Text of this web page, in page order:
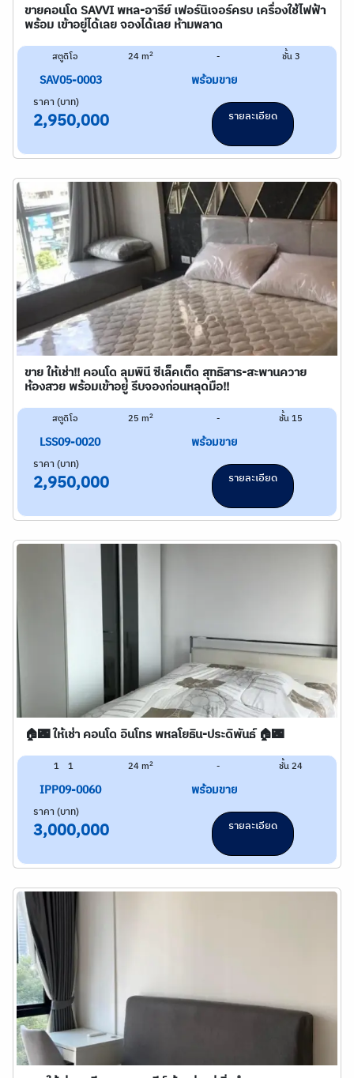
ขายคอนโด SAVVI พหล-อารีย์ เฟอร์นิเจอร์ครบ เครื่องใช้ไฟฟ้า
พร้อม เข้าอยู่ได้เลย จองได้เลย ห้ามพลาด
สตูดิโอ 24 m2 - ชั้น 3
SAV05-0003 พร้อมขาย
ราคา (บาท)
2,950,000 รายละเอียด
ขาย ให้เช่า!! คอนโด ลุมพินี ซีเล็คเต็ด สุทธิสาร-สะพานควาย
ห้องสวย พร้อมเข้าอยู่ รีบจองก่อนหลุดมือ!!
สตูดิโอ 25 m2 - ชั้น 15
LSS09-0020 พร้อมขาย
ราคา (บาท)
2,950,000 รายละเอียด
🏠🌃 ให้เช่า คอนโด อินโทร พหลโยธิน-ประดิพันธ์ 🏠🌃
1 1 24 m2 - ชั้น 24
IPP09-0060 พร้อมขาย
ราคา (บาท)
3,000,000 รายละเอียด